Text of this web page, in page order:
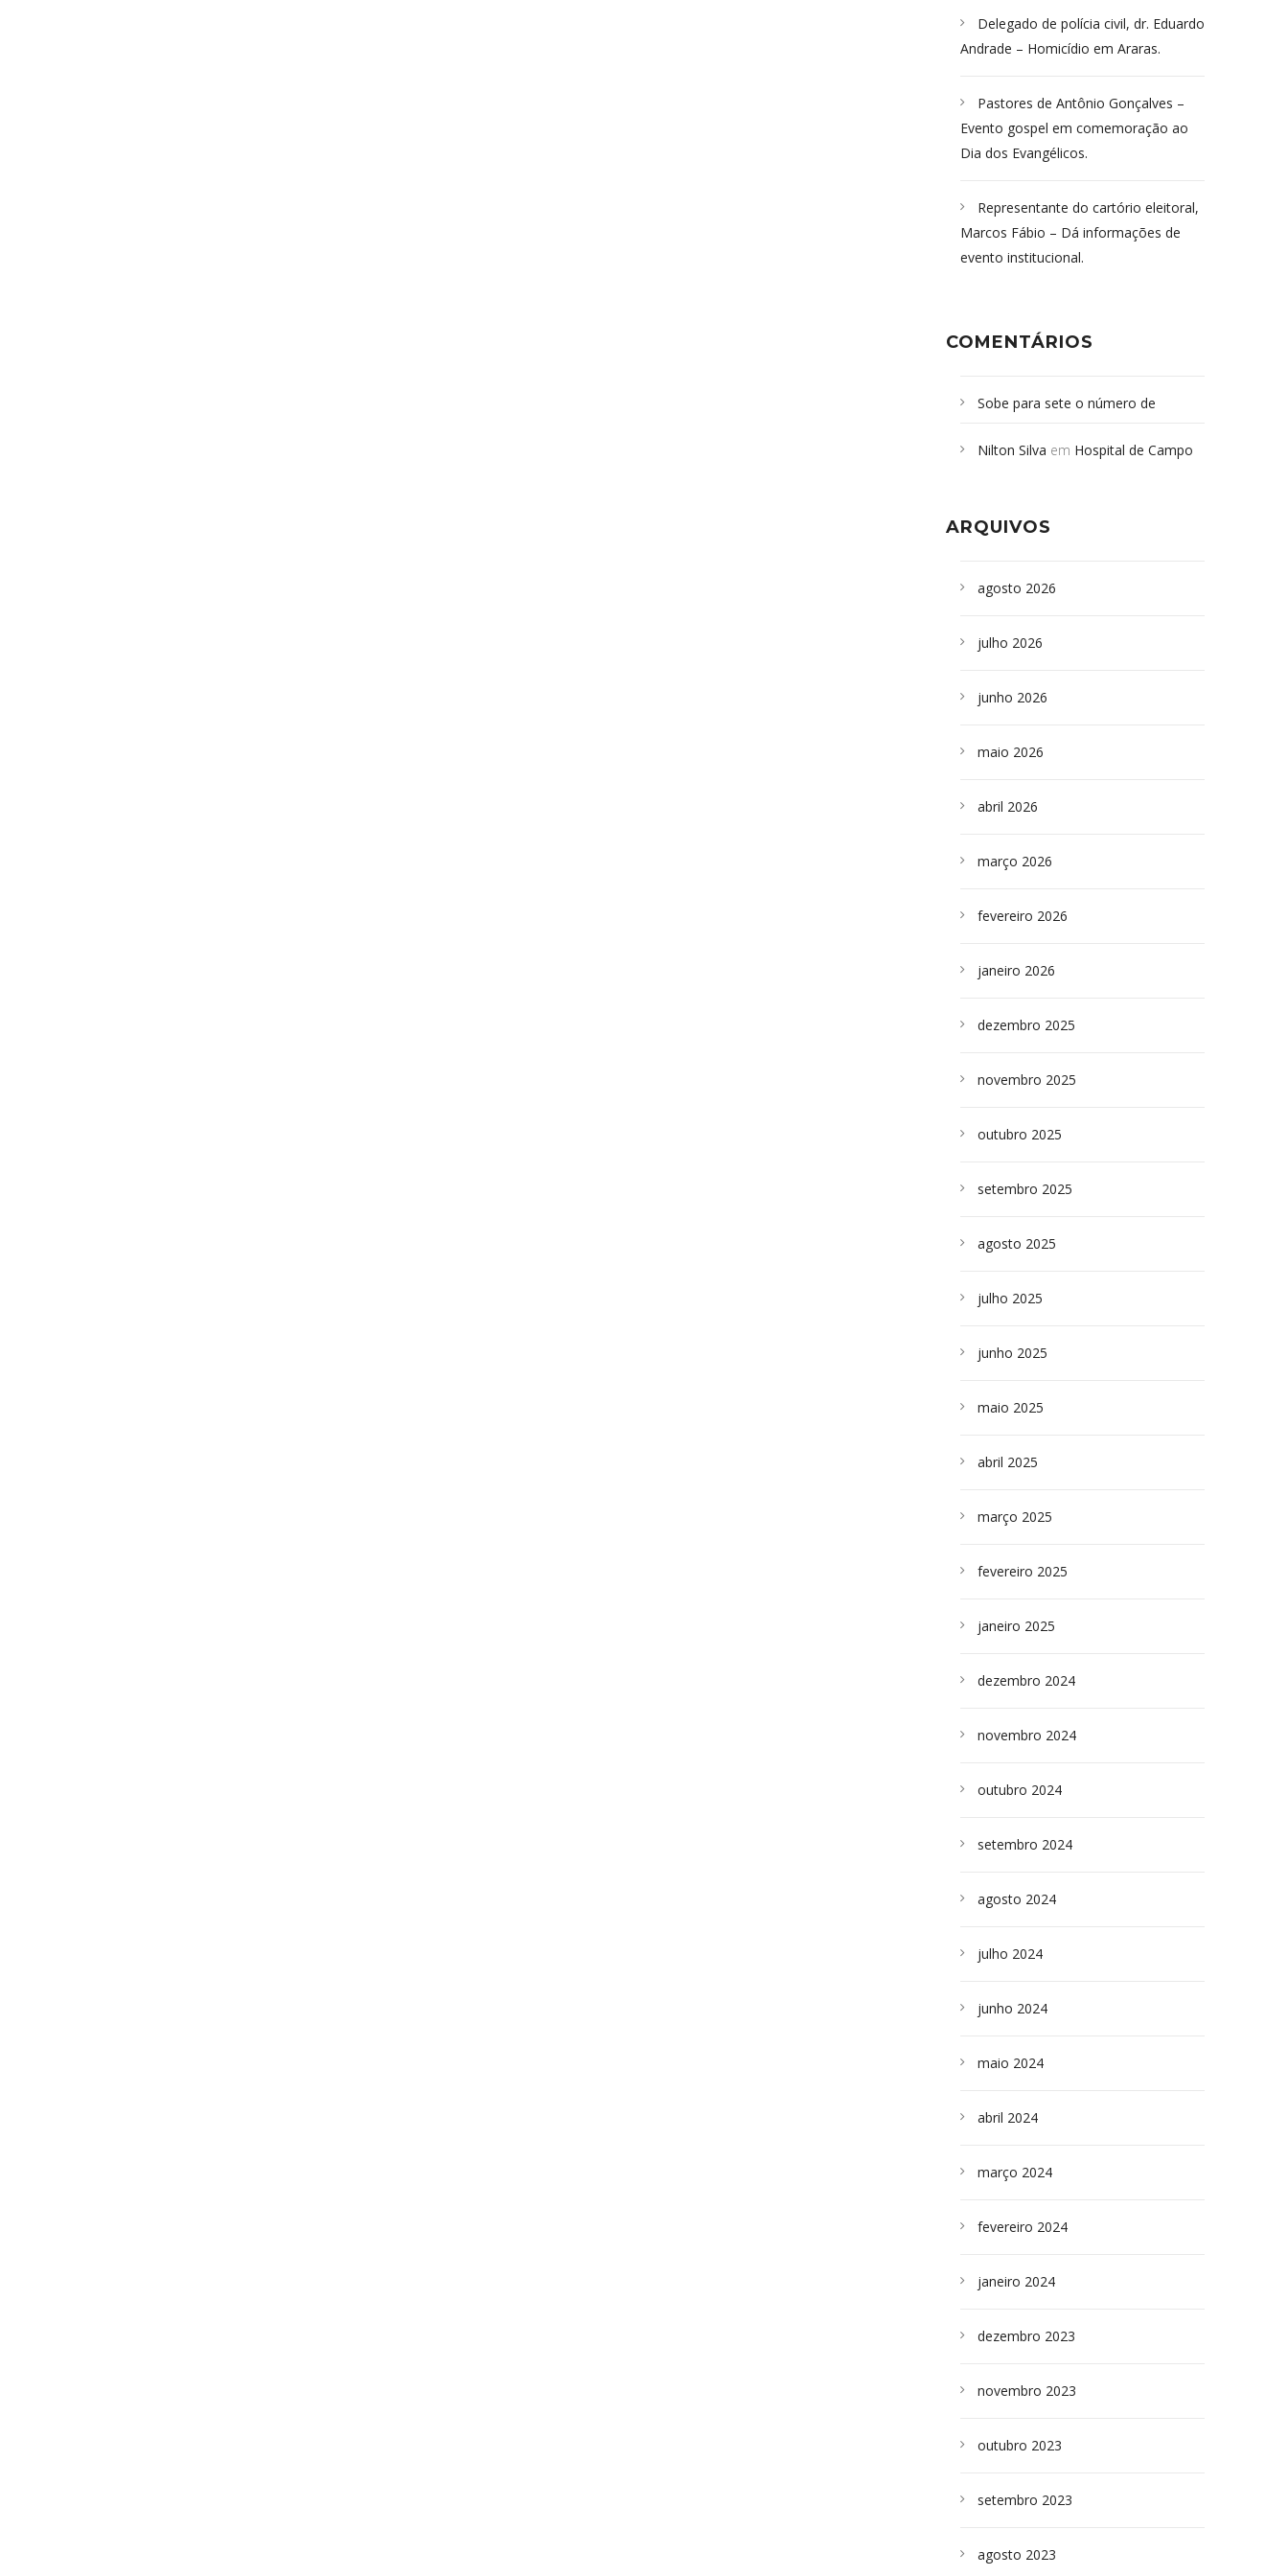
Delegado de polícia civil, dr. Eduardo
Andrade – Homicídio em Araras.
Pastores de Antônio Gonçalves –
Evento gospel em comemoração ao
Dia dos Evangélicos.
Representante do cartório eleitoral,
Marcos Fábio – Dá informações de
evento institucional.
COMENTÁRIOS
Sobe para sete o número de
desabamento em São Paulo - Revista
sepultados em SP
Nilton Silva em Hospital de Campo
ARQUIVOS
agosto 2026
julho 2026
junho 2026
maio 2026
abril 2026
março 2026
fevereiro 2026
janeiro 2026
dezembro 2025
novembro 2025
outubro 2025
setembro 2025
agosto 2025
julho 2025
junho 2025
maio 2025
abril 2025
março 2025
fevereiro 2025
janeiro 2025
dezembro 2024
novembro 2024
outubro 2024
setembro 2024
agosto 2024
julho 2024
junho 2024
maio 2024
abril 2024
março 2024
fevereiro 2024
janeiro 2024
dezembro 2023
novembro 2023
outubro 2023
setembro 2023
agosto 2023